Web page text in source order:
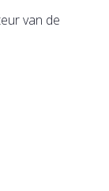
van de